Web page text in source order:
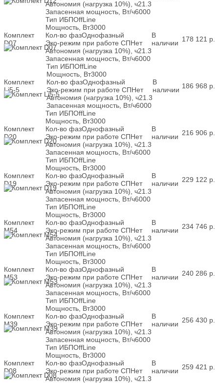
Автономия (нагрузка 10%), ч21.3
Запасенная мощность, Вт/ч6000
Комплект
D07
Тип ИБПOffLine
Мощность, Вт3000
Кол-во фазОднофазный
Эко-режим при работе СПНет
Автономия (нагрузка 10%), ч21.3
Запасенная мощность, Вт/ч6000
В
наличии 178 121 р.
Комплект
Li5-5
Тип ИБПOffLine
Мощность, Вт3000
Кол-во фазОднофазный
Эко-режим при работе СПНет
Автономия (нагрузка 10%), ч21.3
Запасенная мощность, Вт/ч6000
В
наличии 186 968 р.
Комплект
D20
Тип ИБПOffLine
Мощность, Вт3000
Кол-во фазОднофазный
Эко-режим при работе СПНет
Автономия (нагрузка 10%), ч21.3
Запасенная мощность, Вт/ч6000
В
наличии 216 906 р.
Комплект
D19
Тип ИБПOffLine
Мощность, Вт3000
Кол-во фазОднофазный
Эко-режим при работе СПНет
Автономия (нагрузка 10%), ч21.3
Запасенная мощность, Вт/ч6000
В
наличии 229 122 р.
Комплект
M54
Тип ИБПOffLine
Мощность, Вт3000
Кол-во фазОднофазный
Эко-режим при работе СПНет
Автономия (нагрузка 10%), ч21.3
Запасенная мощность, Вт/ч6000
В
наличии 234 746 р.
Комплект
M53
Тип ИБПOffLine
Мощность, Вт3000
Кол-во фазОднофазный
Эко-режим при работе СПНет
Автономия (нагрузка 10%), ч21.3
Запасенная мощность, Вт/ч6000
В
наличии 240 286 р.
Комплект
M39
Тип ИБПOffLine
Мощность, Вт3000
Кол-во фазОднофазный
Эко-режим при работе СПНет
Автономия (нагрузка 10%), ч21.3
Запасенная мощность, Вт/ч6000
В
наличии 256 430 р.
Комплект
D08
Тип ИБПOffLine
Мощность, Вт3000
Кол-во фазОднофазный
Эко-режим при работе СПНет
Автономия (нагрузка 10%), ч21.3
В
наличии 259 421 р.